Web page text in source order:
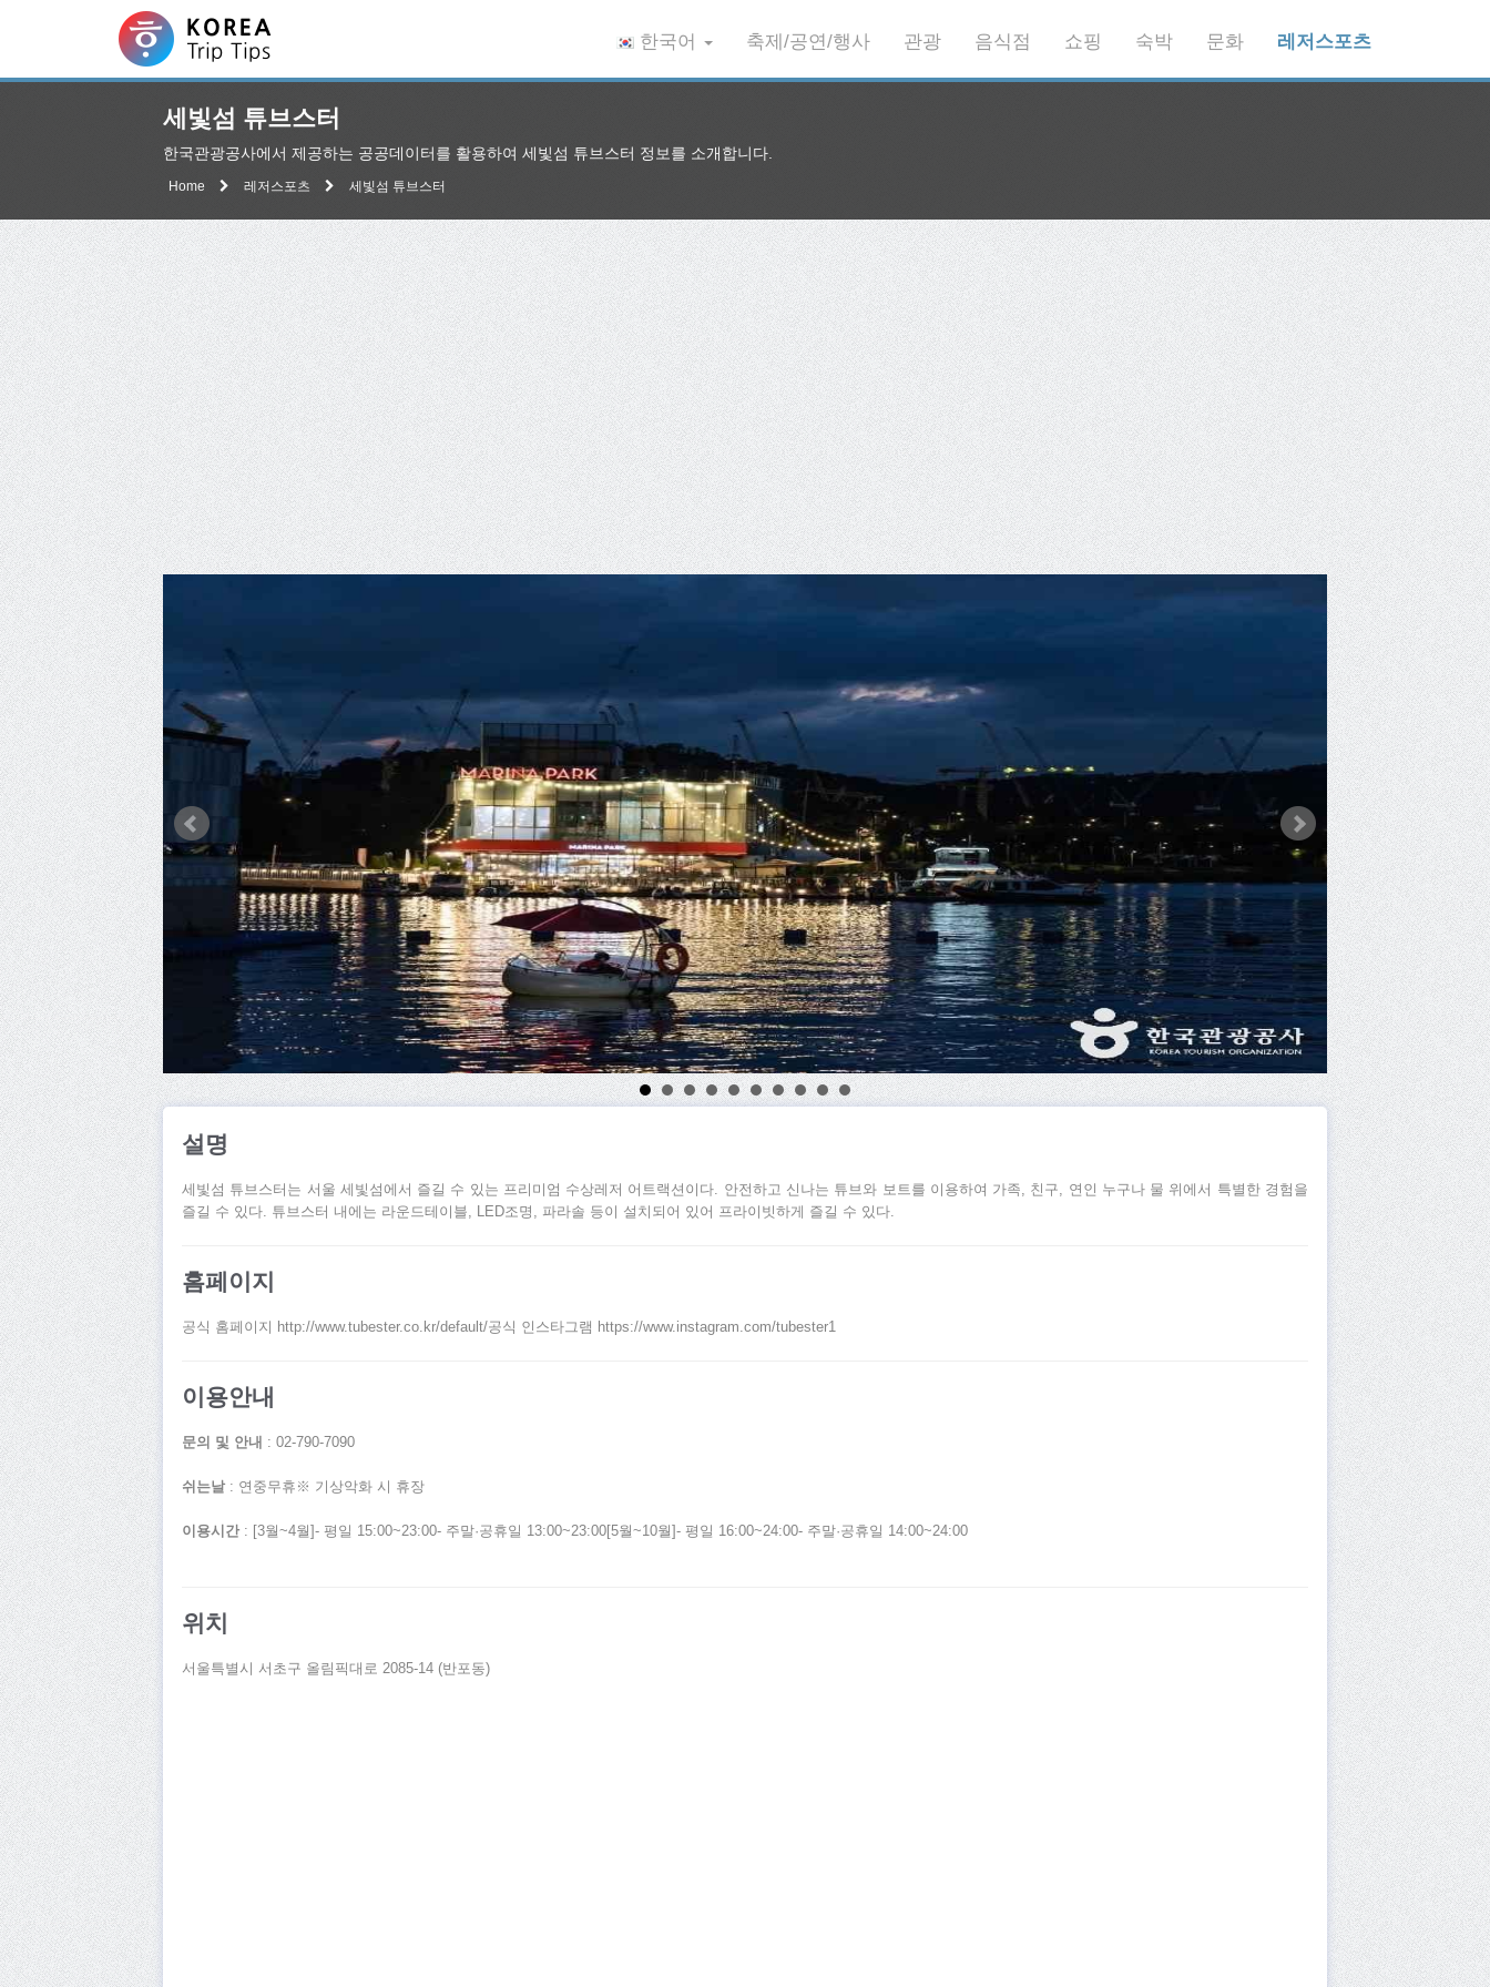
한국어 축제/공연/행사 관광 음식점 쇼핑 숙박 문화 레저스포츠
세빛섬 튜브스터
한국관광공사에서 제공하는 공공데이터를 활용하여 세빛섬 튜브스터 정보를 소개합니다.
Home 레저스포츠 세빛섬 튜브스터
설명
세빛섬 튜브스터는 서울 세빛섬에서 즐길 수 있는 프리미엄 수상레저 어트랙션이다. 안전하고 신나는 튜브와 보트를 이용하여 가족, 친구, 연인 누구나 물 위에서 특별한 경험을
즐길 수 있다. 튜브스터 내에는 라운드테이블, LED조명, 파라솔 등이 설치되어 있어 프라이빗하게 즐길 수 있다.
홈페이지
공식 홈페이지 http://www.tubester.co.kr/default/공식 인스타그램 https://www.instagram.com/tubester1
이용안내
문의 및 안내 : 02-790-7090
쉬는날 : 연중무휴※ 기상악화 시 휴장
이용시간 : [3월~4월]- 평일 15:00~23:00- 주말·공휴일 13:00~23:00[5월~10월]- 평일 16:00~24:00- 주말·공휴일 14:00~24:00
위치
서울특별시 서초구 올림픽대로 2085-14 (반포동)